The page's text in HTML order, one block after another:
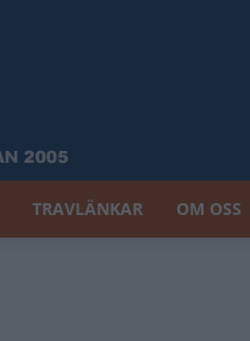
TRAVLÄNKAR OM OSS